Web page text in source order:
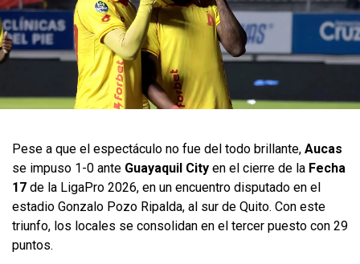
Pese a que el espectáculo no fue del todo brillante, Aucas
se impuso 1-0 ante Guayaquil City en el cierre de la Fecha
17 de la LigaPro 2026, en un encuentro disputado en el
estadio Gonzalo Pozo Ripalda, al sur de Quito. Con este
triunfo, los locales se consolidan en el tercer puesto con 29
puntos.